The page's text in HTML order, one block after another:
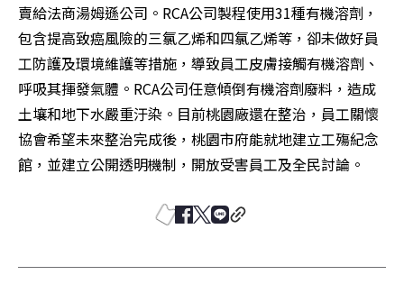
賣給法商湯姆遜公司。RCA公司製程使用31種有機溶劑，
包含提高致癌風險的三氯乙烯和四氯乙烯等，卻未做好員
工防護及環境維護等措施，導致員工皮膚接觸有機溶劑、
呼吸其揮發氣體。RCA公司任意傾倒有機溶劑廢料，造成
土壤和地下水嚴重汙染。目前桃園廠還在整治，員工關懷
協會希望未來整治完成後，桃園市府能就地建立工殤紀念
館，並建立公開透明機制，開放受害員工及全民討論。